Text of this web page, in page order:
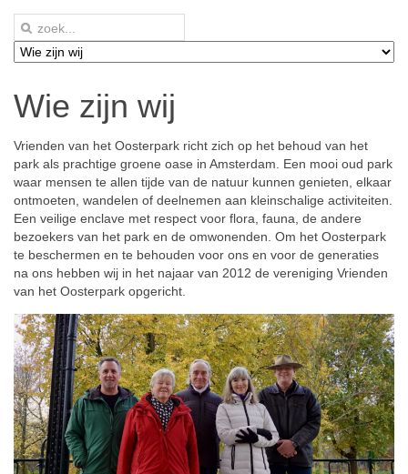
Wie zijn wij
Vrienden van het Oosterpark richt zich op het behoud van het
park als prachtige groene oase in Amsterdam. Een mooi oud park
waar mensen te allen tijde van de natuur kunnen genieten, elkaar
ontmoeten, wandelen of deelnemen aan kleinschalige activiteiten.
Een veilige enclave met respect voor flora, fauna, de andere
bezoekers van het park en de omwonenden. Om het Oosterpark
te beschermen en te behouden voor ons en voor de generaties
na ons hebben wij in het najaar van 2012 de vereniging Vrienden
van het Oosterpark opgericht.